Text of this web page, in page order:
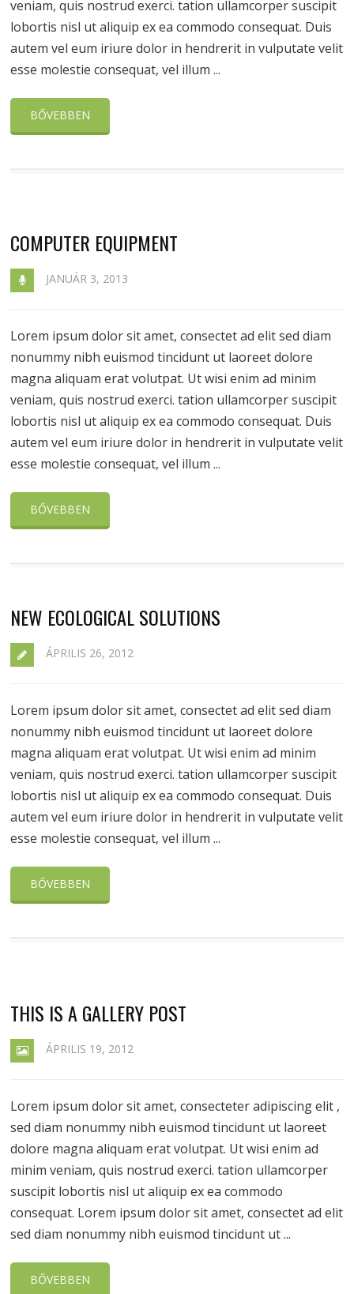
veniam, quis nostrud exerci. tation ullamcorper suscipit
lobortis nisl ut aliquip ex ea commodo consequat. Duis
autem vel eum iriure dolor in hendrerit in vulputate velit
esse molestie consequat, vel illum ...
BŐVEBBEN
COMPUTER EQUIPMENT
JANUÁR 3, 2013
Lorem ipsum dolor sit amet, consectet ad elit sed diam
nonummy nibh euismod tincidunt ut laoreet dolore
magna aliquam erat volutpat. Ut wisi enim ad minim
veniam, quis nostrud exerci. tation ullamcorper suscipit
lobortis nisl ut aliquip ex ea commodo consequat. Duis
autem vel eum iriure dolor in hendrerit in vulputate velit
esse molestie consequat, vel illum ...
BŐVEBBEN
NEW ECOLOGICAL SOLUTIONS
ÁPRILIS 26, 2012
Lorem ipsum dolor sit amet, consectet ad elit sed diam
nonummy nibh euismod tincidunt ut laoreet dolore
magna aliquam erat volutpat. Ut wisi enim ad minim
veniam, quis nostrud exerci. tation ullamcorper suscipit
lobortis nisl ut aliquip ex ea commodo consequat. Duis
autem vel eum iriure dolor in hendrerit in vulputate velit
esse molestie consequat, vel illum ...
BŐVEBBEN
THIS IS A GALLERY POST
ÁPRILIS 19, 2012
Lorem ipsum dolor sit amet, consecteter adipiscing elit ,
sed diam nonummy nibh euismod tincidunt ut laoreet
dolore magna aliquam erat volutpat. Ut wisi enim ad
minim veniam, quis nostrud exerci. tation ullamcorper
suscipit lobortis nisl ut aliquip ex ea commodo
consequat. Lorem ipsum dolor sit amet, consectet ad elit
sed diam nonummy nibh euismod tincidunt ut ...
BŐVEBBEN